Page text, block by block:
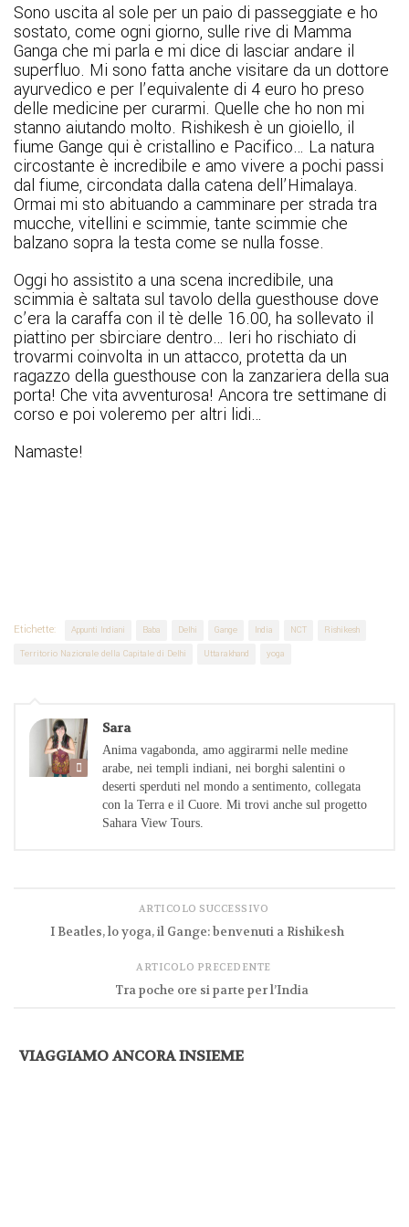
Sono uscita al sole per un paio di passeggiate e ho
sostato, come ogni giorno, sulle rive di Mamma
Ganga che mi parla e mi dice di lasciar andare il
superfluo. Mi sono fatta anche visitare da un dottore
ayurvedico e per l’equivalente di 4 euro ho preso
delle medicine per curarmi. Quelle che ho non mi
stanno aiutando molto. Rishikesh è un gioiello, il
fiume Gange qui è cristallino e Pacifico… La natura
circostante è incredibile e amo vivere a pochi passi
dal fiume, circondata dalla catena dell’Himalaya.
Ormai mi sto abituando a camminare per strada tra
mucche, vitellini e scimmie, tante scimmie che
balzano sopra la testa come se nulla fosse.
Oggi ho assistito a una scena incredibile, una
scimmia è saltata sul tavolo della guesthouse dove
c’era la caraffa con il tè delle 16.00, ha sollevato il
piattino per sbirciare dentro… Ieri ho rischiato di
trovarmi coinvolta in un attacco, protetta da un
ragazzo della guesthouse con la zanzariera della sua
porta! Che vita avventurosa! Ancora tre settimane di
corso e poi voleremo per altri lidi…
Namaste!
Etichette: Appunti Indiani Baba Delhi Gange India NCT
Rishikesh
Territorio Nazionale della Capitale di Delhi
Uttarakhand yoga
Sara
Anima vagabonda, amo aggirarmi nelle medine
arabe, nei templi indiani, nei borghi salentini o
deserti sperduti nel mondo a sentimento, collegata
con la Terra e il Cuore. Mi trovi anche sul progetto
Sahara View Tours.
ARTICOLO SUCCESSIVO
I Beatles, lo yoga, il Gange: benvenuti a Rishikesh
ARTICOLO PRECEDENTE
Tra poche ore si parte per l’India
VIAGGIAMO ANCORA INSIEME